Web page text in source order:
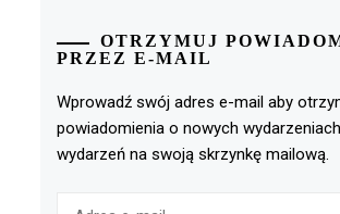
OTRZYMUJ
PRZEZ E-MAIL
Wprowadź swój adres e-mail aby
powiadomienia o nowych
wydarzeń na swoją skrzynkę mailową.